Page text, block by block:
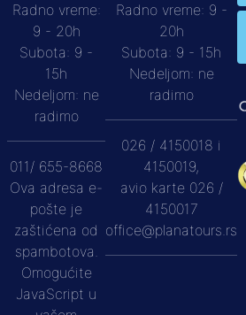
Radno vreme:
9 - 20h
Subota: 9 -
15h
Nedeljom: ne
radimo
011/ 655-8668
Ova adresa e-
pošte je
zaštićena od
spambotova.
Omogućite
JavaScript u
Radno vreme: 9 -
20h
Subota: 9 - 15h
Nedeljom: ne
radimo
026 / 4150018 i
4150019,
avio karte 026 /
4150017
office@planatours.rs